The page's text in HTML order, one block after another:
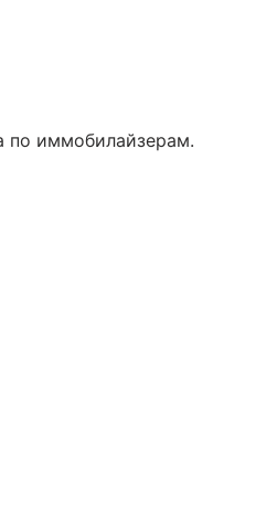
по иммобилайзерам.